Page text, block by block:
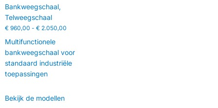
Bankweegschaal,
Telweegschaal
€ 960,00 - € 2.050,00
Multifunctionele
bankweegschaal voor
standaard industriële
toepassingen
Bekijk de modellen